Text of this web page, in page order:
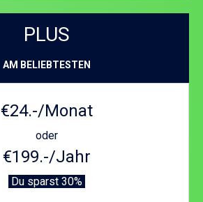
PLUS
AM BELIEBTESTEN
€24.-/Monat
oder
€199.-/Jahr
Du sparst 30%